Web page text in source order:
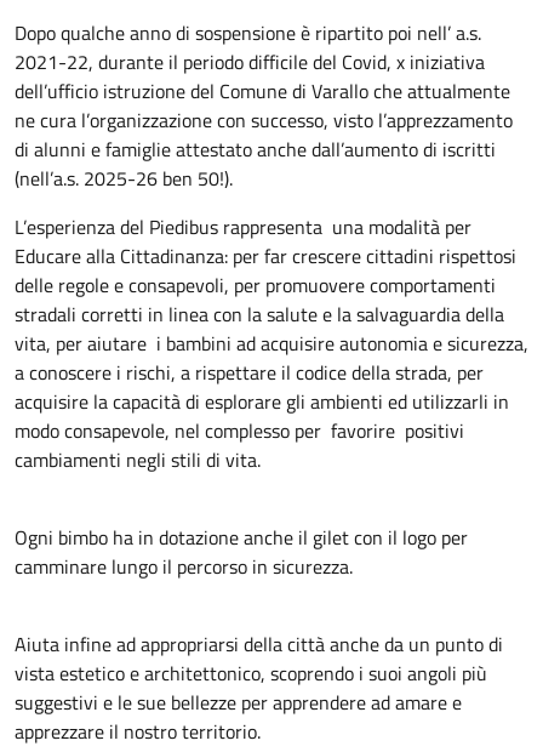
Dopo qualche anno di sospensione è ripartito poi nell’ a.s.
2021-22, durante il periodo difficile del Covid, x iniziativa
dell’ufficio istruzione del Comune di Varallo che attualmente
ne cura l’organizzazione con successo, visto l’apprezzamento
di alunni e famiglie attestato anche dall’aumento di iscritti
(nell’a.s. 2025-26 ben 50!).
L’esperienza del Piedibus rappresenta una modalità per
Educare alla Cittadinanza: per far crescere cittadini rispettosi
delle regole e consapevoli, per promuovere comportamenti
stradali corretti in linea con la salute e la salvaguardia della
vita, per aiutare i bambini ad acquisire autonomia e sicurezza,
a conoscere i rischi, a rispettare il codice della strada, per
acquisire la capacità di esplorare gli ambienti ed utilizzarli in
modo consapevole, nel complesso per favorire positivi
cambiamenti negli stili di vita.
Ogni bimbo ha in dotazione anche il gilet con il logo per
camminare lungo il percorso in sicurezza.
Aiuta infine ad appropriarsi della città anche da un punto di
vista estetico e architettonico, scoprendo i suoi angoli più
suggestivi e le sue bellezze per apprendere ad amare e
apprezzare il nostro territorio.